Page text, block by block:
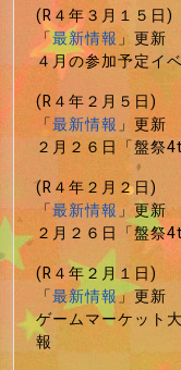
(R４年３月１５日)
「最新情報」更新
４月の参加予定イ
(R４年２月５日)
「最新情報」更新
２月２６日「盤祭
(R４年２月２日)
「最新情報」更新
２月２６日「盤祭
(R４年２月１日)
「最新情報」更新
ゲームマーケット
報